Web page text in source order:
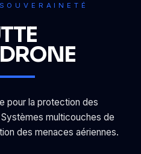
pour la protection des
multicouches de
des menaces aériennes.